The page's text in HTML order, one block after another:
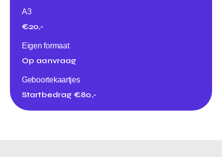
A3
€20,-
Eigen formaat
Op aanvraag
Geboortekaartjes
Startbedrag €80,-